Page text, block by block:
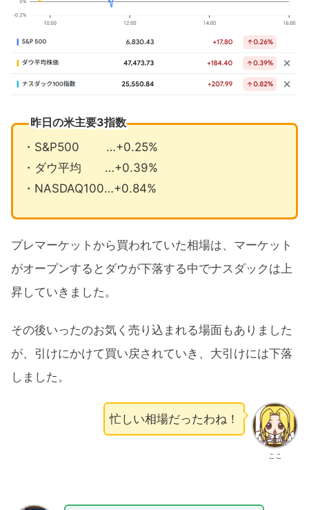
まとめ
昨日の米主要3指数
・S&P500 …+0.25%
・ダウ平均 …+0.39%
・NASDAQ100…+0.84%
プレマーケットから買われていた相場は、マーケット
がオープンするとダウが下落する中でナスダックは上
昇していきました。
その後いったのお気く売り込まれる場面もありました
が、引けにかけて買い戻されていき、大引けには下落
しました。
ここ
忙しい相場だったわね！